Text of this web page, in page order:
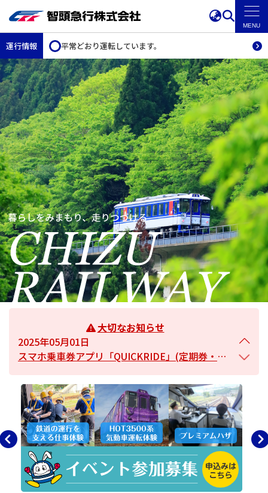
運行情報 平常どおり運転しています。
大切なお知らせ
2025年04月01日
智頭急行 カスタマーハラスメントに対する基本方針
2024年07月04日
駅構内において列車等を撮影されるお客様へのお願い
「スーパーはくと」「スーパーいなば」全席指定席化について
2024年04月22日
『スーパーはくと名探偵コナン号』の枕カバー盗難に関して
2023年12月07日
スーパーはくと 名探偵コナン号 運行予定表
2023年10月10日
特急料金改定のお知らせ